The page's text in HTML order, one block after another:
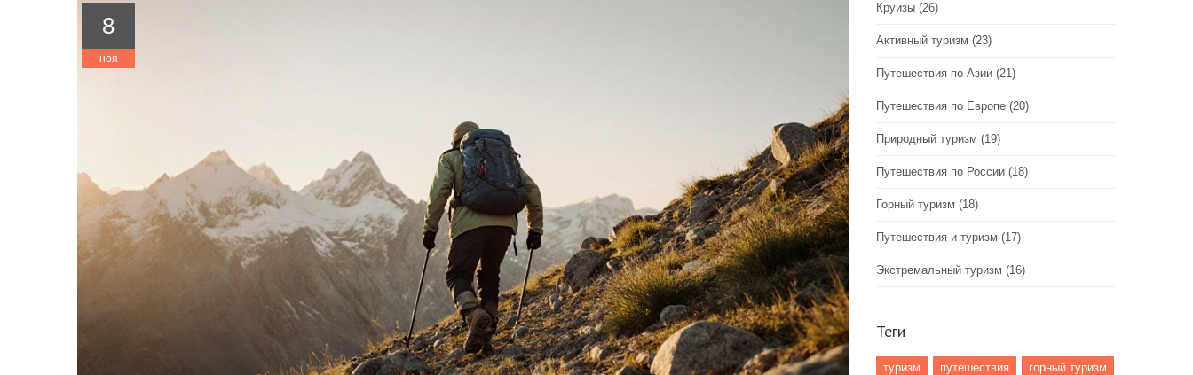
8
ноя
Круизы (26)
Активный туризм (23)
Путешествия по Азии (21)
Путешествия по Европе (20)
Природный туризм (19)
Путешествия по России (18)
Горный туризм (18)
Путешествия и туризм (17)
Экстремальный туризм (16)
Теги
туризм путешествия горный туризм